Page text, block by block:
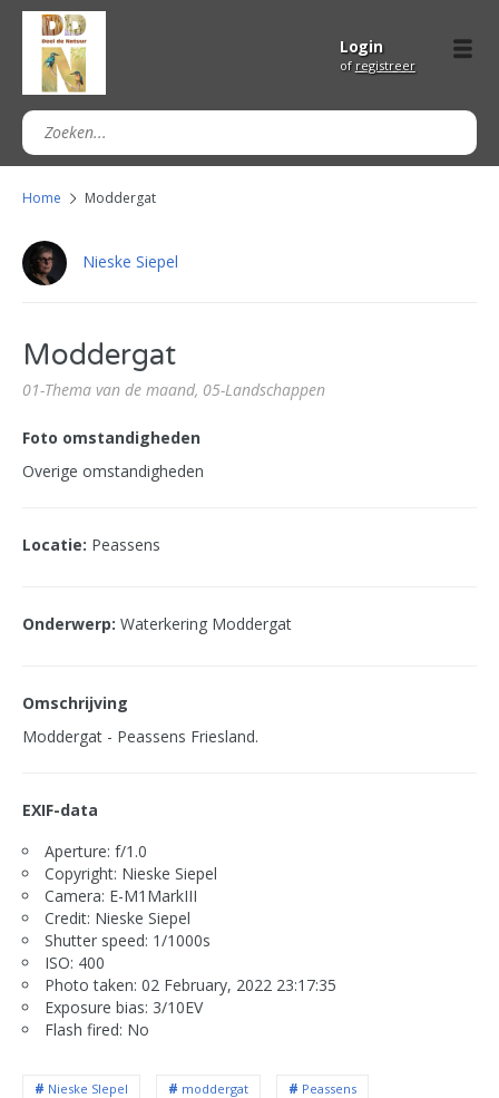
Login
of registreer
Home Moddergat
Nieske Siepel
Moddergat
01-Thema van de maand, 05-Landschappen
Foto omstandigheden
Overige omstandigheden
Locatie: Peassens
Onderwerp: Waterkering Moddergat
Omschrijving
Moddergat - Peassens Friesland.
EXIF-data
Aperture: f/1.0
Copyright: Nieske Siepel
Camera: E-M1MarkIII
Credit: Nieske Siepel
Shutter speed: 1/1000s
ISO: 400
Photo taken: 02 February, 2022 23:17:35
Exposure bias: 3/10EV
Flash fired: No
Nieske SIepel moddergat Peassens